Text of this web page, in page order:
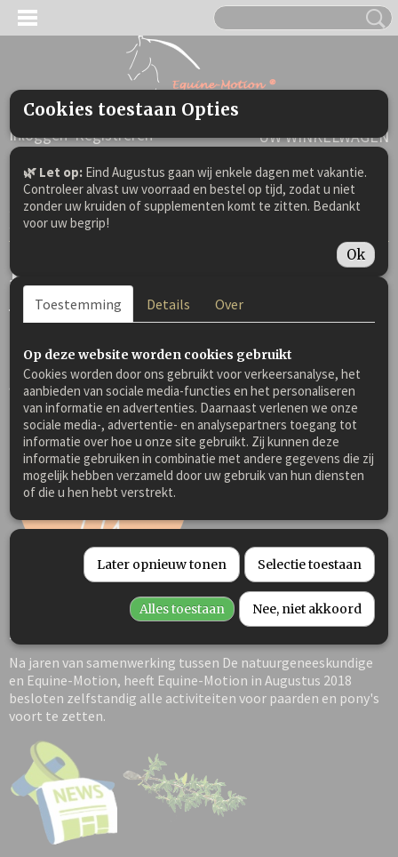
Inloggen Registreren UW WINKELWAGEN
(0)
Home>Berichten> Equine-Motion overname van De
Natuurgeneeskundige kruidenmixen?
Equine-Motion overname
van De
Natuurgeneeskundige
kruidenmixen?
Persbericht Equine-Motion
Remedies B.V.
Na jaren van samenwerking tussen De natuurgeneeskundige
en Equine-Motion, heeft Equine-Motion in Augustus 2018
besloten zelfstandig alle activiteiten voor paarden en pony's
voort te zetten.
Cookies toestaan Opties
🌿 Let op: Eind Augustus gaan wij enkele dagen met vakantie.
Controleer alvast uw voorraad en bestel op tijd, zodat u niet
zonder uw kruiden of supplementen komt te zitten. Bedankt
voor uw begrip!
Ok
Toestemming Details Over
Op deze website worden cookies gebruikt
Cookies worden door ons gebruikt voor verkeersanalyse, het
aanbieden van sociale media-functies en het personaliseren
van informatie en advertenties. Daarnaast verlenen we onze
sociale media-, advertentie- en analysepartners toegang tot
informatie over hoe u onze site gebruikt. Zij kunnen deze
informatie gebruiken in combinatie met andere gegevens die zij
mogelijk hebben verzameld door uw gebruik van hun diensten
of die u hen hebt verstrekt.
Later opnieuw tonen Selectie toestaan
Alles toestaan Nee, niet akkoord